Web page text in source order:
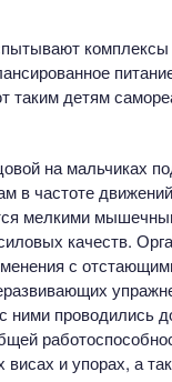
комплексы
таким детям
на мальчиках
в частоте
мелкими
качеств.
с
ними проводились
и упорах, а